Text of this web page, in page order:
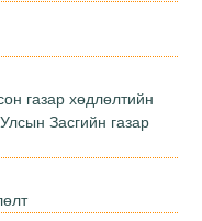
газар хөдлөлтийн
Засгийн газар